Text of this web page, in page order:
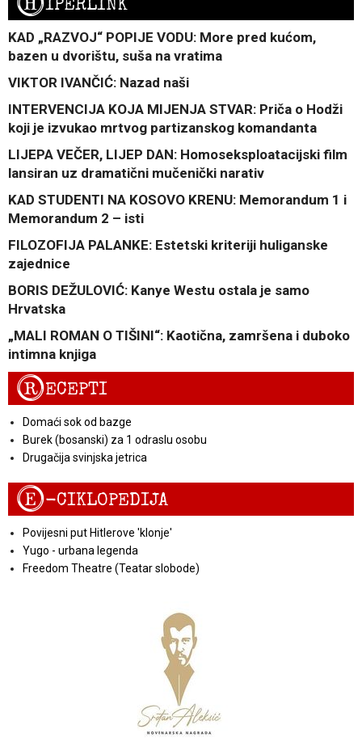
KAD „RAZVOJ“ POPIJE VODU: More pred kućom,
bazen u dvorištu, suša na vratima
VIKTOR IVANČIĆ: Nazad naši
INTERVENCIJA KOJA MIJENJA STVAR: Priča o Hodži
koji je izvukao mrtvog partizanskog komandanta
LIJEPA VEČER, LIJEP DAN: Homoseksploatacijski film
lansiran uz dramatični mučenički narativ
KAD STUDENTI NA KOSOVO KRENU: Memorandum 1 i
Memorandum 2 – isti
FILOZOFIJA PALANKE: Estetski kriteriji huliganske
zajednice
BORIS DEŽULOVIĆ: Kanye Westu ostala je samo
Hrvatska
„MALI ROMAN O TIŠINI“: Kaotična, zamršena i duboko
intimna knjiga
RECEPTI
Domaći sok od bazge
Burek (bosanski) za 1 odraslu osobu
Drugačija svinjska jetrica
E-CIKLOPEDIJA
Povijesni put Hitlerove 'klonje'
Yugo - urbana legenda
Freedom Theatre (Teatar slobode)